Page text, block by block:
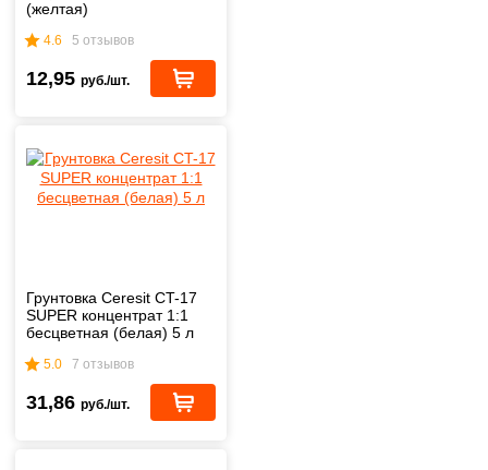
(желтая)
4.6 5 отзывов
12,95 руб./шт.
Грунтовка Ceresit CT-17
SUPER концентрат 1:1
бесцветная (белая) 5 л
5.0 7 отзывов
31,86 руб./шт.